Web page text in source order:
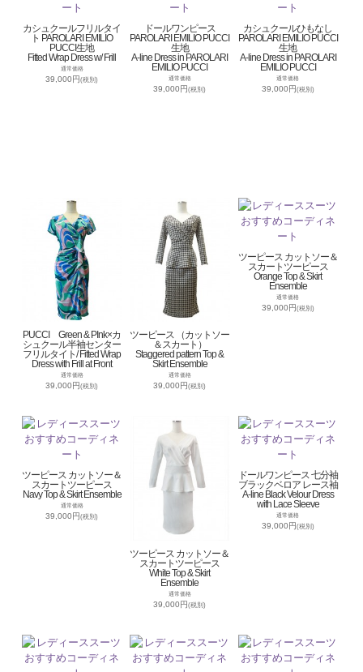
カシュクールフリルタイ
ト PAROLARI EMILIO
PUCCI生地
Fitted Wrap Dress w/ Frill
通常価格
39,000円(税別)
ドールワンピース
PAROLARI EMILIO PUCCI
生地
A-line Dress in PAROLARI
EMILIO PUCCI
通常価格
39,000円(税別)
カシュクールひもなし
PAROLARI EMILIO PUCCI
生地
A-line Dress in PAROLARI
EMILIO PUCCI
通常価格
39,000円(税別)
PUCCI Green & PInk×カ
シュクール半袖センター
フリルタイト/ Fitted Wrap
Dress with Frill at Front
通常価格
39,000円(税別)
ツーピース （カットソー
＆スカート）
Staggered pattern Top &
Skirt Ensemble
通常価格
39,000円(税別)
ツーピース カットソー＆
スカートツーピース
Orange Top & Skirt
Ensemble
通常価格
39,000円(税別)
ツーピース カットソー＆
スカートツーピース
Navy Top & Skirt Ensemble
通常価格
39,000円(税別)
ツーピース カットソー＆
スカートツーピース
White Top & Skirt
Ensemble
通常価格
39,000円(税別)
ドールワンピース 七分袖
ブラックベロア レース袖
A-line Black Velour Dress
with Lace Sleeve
通常価格
39,000円(税別)